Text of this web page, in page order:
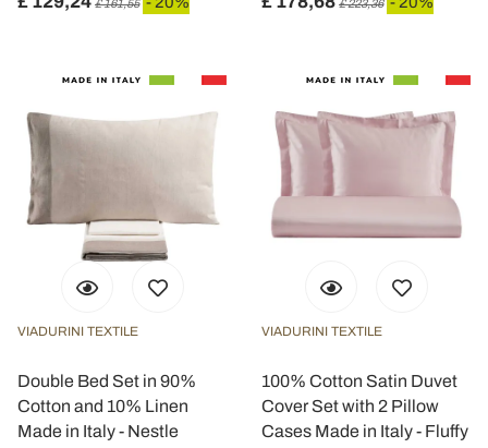
£ 161,55 £ 223,36
VIADURINI TEXTILE
Double Bed Set in 90%
Cotton and 10% Linen
Made in Italy - Nestle
VIADURINI TEXTILE
100% Cotton Satin Duvet
Cover Set with 2 Pillow
Cases Made in Italy - Fluffy